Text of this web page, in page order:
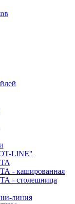
LINE"
- кашированная
- столешница
линия